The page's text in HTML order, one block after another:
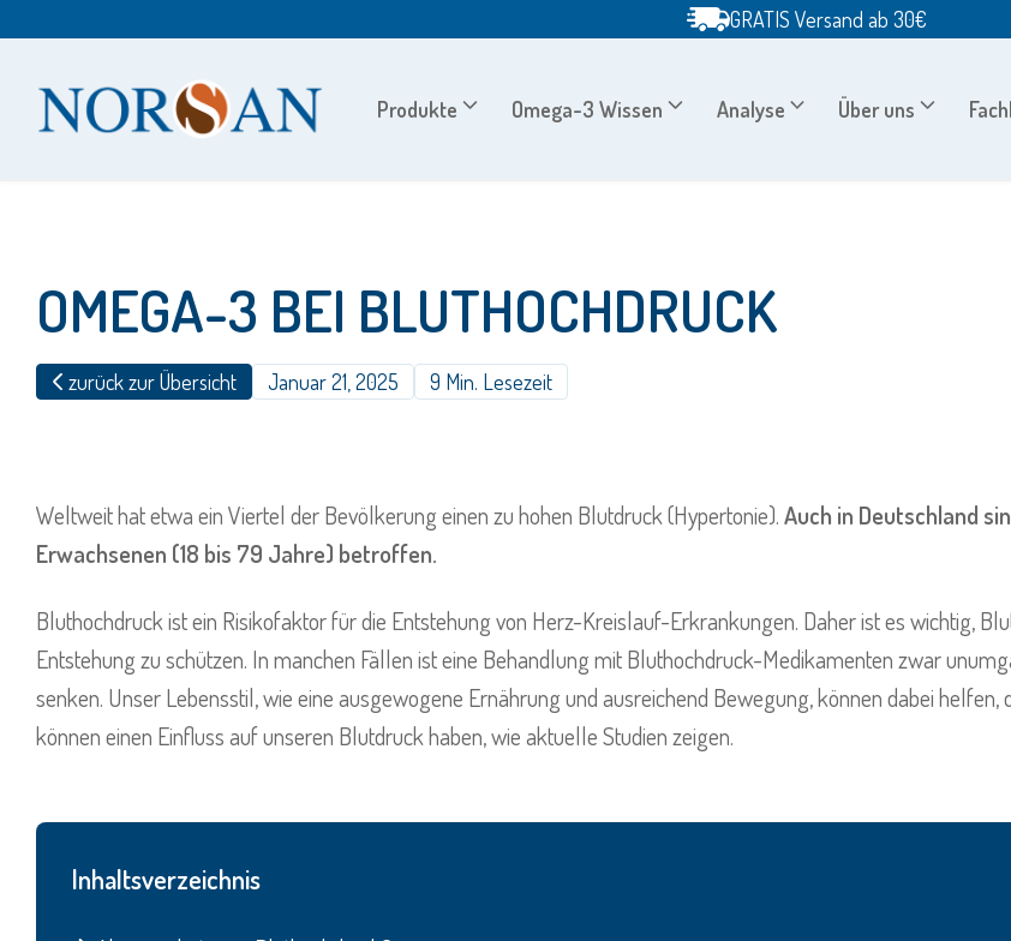
springen
GRATIS Versand ab 30€
Produkte Omega-3 Wissen Analyse Über uns
OMEGA-3 BEI BLUTHOCHDRUCK
zurück zur Übersicht Januar 21, 2025 9 Min. Lesezeit
Weltweit hat etwa ein Viertel der Bevölkerung einen zu hohen Blutdruck (Hypertonie).Auch in Deutschland
Erwachsenen (18 bis 79 Jahre) betroffen.
Bluthochdruck ist ein Risikofaktor für die Entstehung von Herz-Kreislauf-Erkrankungen. Daher ist es wichtig,
Entstehung zu schützen. In manchen Fällen ist eine Behandlung mit Bluthochdruck-Medikamenten zwar
senken. Unser Lebensstil, wie eine ausgewogene Ernährung und ausreichend Bewegung, können dabei
können einen Einfluss auf unseren Blutdruck haben, wie aktuelle Studien zeigen.
Inhaltsverzeichnis